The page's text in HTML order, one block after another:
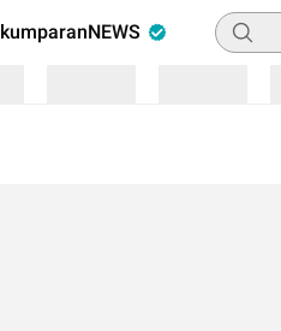
kumparanNEWS